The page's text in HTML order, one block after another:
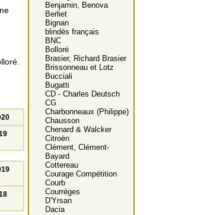
Benjamin, Benova
Berliet
Bignan
blindés français
BNC
Bolloré
Brasier, Richard Brasier
Brissonneau et Lotz
Bucciali
Bugatti
CD - Charles Deutsch
CG
Charbonneaux (Philippe)
Chausson
Chenard & Walcker
Citroën
Clément, Clément-
Bayard
Cottereau
Courage Compétition
Courb
Courrèges
D'Yrsan
Dacia